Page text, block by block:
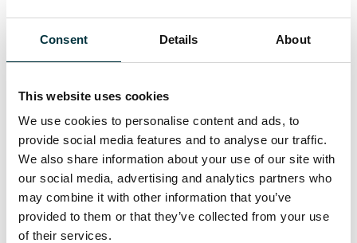
Consent Details About
This website uses cookies
We use cookies to personalise content and ads, to
provide social media features and to analyse our traffic.
We also share information about your use of our site with
our social media, advertising and analytics partners who
may combine it with other information that you’ve
provided to them or that they’ve collected from your use
of their services.
MARITIEM